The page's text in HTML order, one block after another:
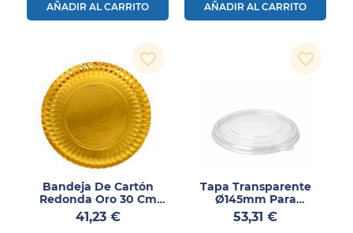
AÑADIR AL CARRITO AÑADIR AL CARRITO
Bandeja De Cartón
Redonda Oro 30 Cm
Pack 100 Unidades
Precio
41,23 €
favorite_border
Tapa Transparente
Ø145mm Para
Ensaladera 500ml /
750ml 500uds
Precio
53,31 €
favorite_border